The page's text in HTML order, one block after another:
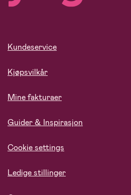
Kundeservice
Kjøpsvilkår
Mine fakturaer
Guider & Inspirasjon
Cookie settings
Ledige stillinger